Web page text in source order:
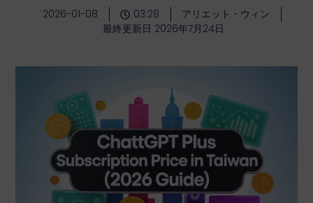
2026-01-08 03:28
アリエット・ウィン
最終更新日 2026年7月24日